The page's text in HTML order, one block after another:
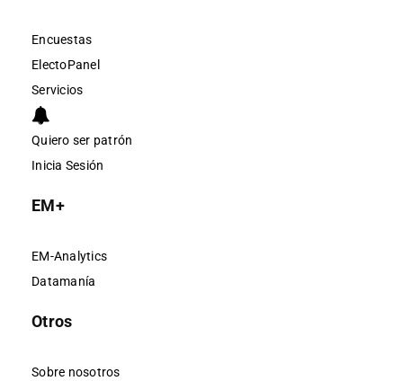
Encuestas
ElectoPanel
Servicios
Quiero ser patrón
Inicia Sesión
EM+
EM-Analytics
Datamanía
Otros
Sobre nosotros